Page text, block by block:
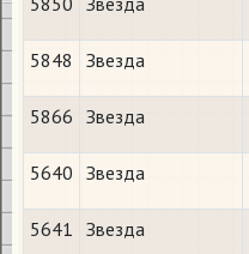
5848 Звезда
5866 Звезда
5640 Звезда
5641 Звезда